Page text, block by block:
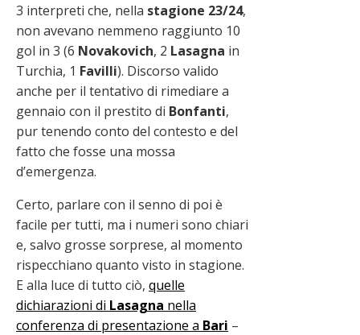
3 interpreti che, nella stagione 23/24,
non avevano nemmeno raggiunto 10
gol in 3 (6 Novakovich, 2 Lasagna in
Turchia, 1 Favilli). Discorso valido
anche per il tentativo di rimediare a
gennaio con il prestito di Bonfanti,
pur tenendo conto del contesto e del
fatto che fosse una mossa
d’emergenza.
Certo, parlare con il senno di poi è
facile per tutti, ma i numeri sono chiari
e, salvo grosse sorprese, al momento
rispecchiano quanto visto in stagione.
E alla luce di tutto ciò, quelle
dichiarazioni di Lasagna nella
conferenza di presentazione a Bari –